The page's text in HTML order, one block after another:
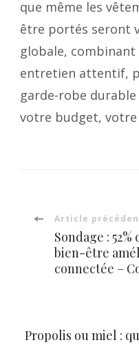
que même les
être portés seront
globale,
entretien attentif,
garde-robe
votre budget,
d'article
Article
Sondage :
bien-être
connectée –
Propolis ou miel :